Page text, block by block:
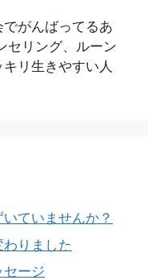
がんばってるあ
セリング、ルーン
リ生きやすい人
ていませんか？
りました
ージ